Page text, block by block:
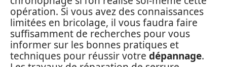
opération. Si vous avez des connaissances
limitées en bricolage, il vous faudra faire
suffisamment de recherches pour vous
informer sur les bonnes pratiques et
techniques pour réussir votre dépannage.